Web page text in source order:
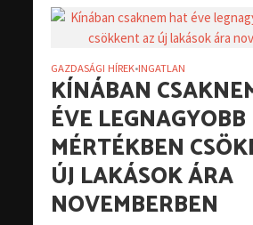
GAZDASÁGI HÍREK•INGATLAN
KÍNÁBAN
ÉVE LEGNAGYOBB
MÉRTÉKBEN
ÚJ LAKÁSOK ÁRA
NOVEMBERBEN